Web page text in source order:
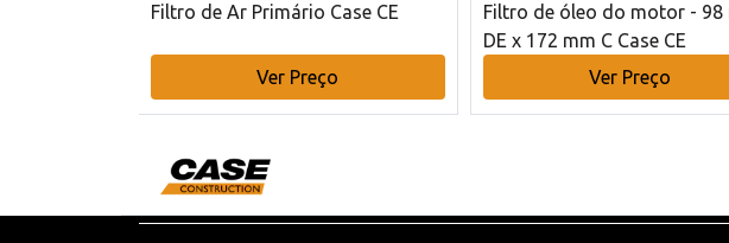
Filtro de Ar Primário Case CE
Ver Preço
Filtro de óleo do motor - 98
DE x 172 mm C Case CE
Ver Preço